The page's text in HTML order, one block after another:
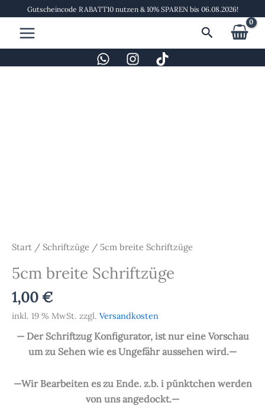
springen
Gutscheincode RABATT10 nutzen & 10% SPAREN bis 06.08.2026!
Suchen
Start / Schriftzüge / 5cm breite Schriftzüge
5cm breite Schriftzüge
1,00€
inkl. 19 % MwSt. zzgl. Versandkosten
— Der Schriftzug Konfigurator, ist nur eine Vorschau
um zu Sehen wie es Ungefähr aussehen wird.—
—Wir Bearbeiten es zu Ende. z.b. i pünktchen werden
von uns angedockt.—